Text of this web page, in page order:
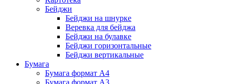
Бейджи
Бейджи на шнурке
Веревка для бейджа
Бейджи на булавке
Бейджи горизонтальные
Бейджи вертикальные
Бумага
Бумага формат А4
Бумага формат А3